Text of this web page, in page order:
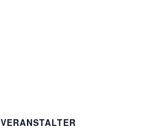
VERANSTALTER